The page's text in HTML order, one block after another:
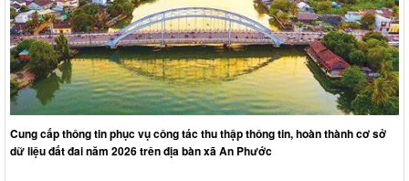
Cung cấp thông tin phục vụ công tác thu thập thông tin, hoàn thành cơ sở
dữ liệu đất đai năm 2026 trên địa bàn xã An Phước